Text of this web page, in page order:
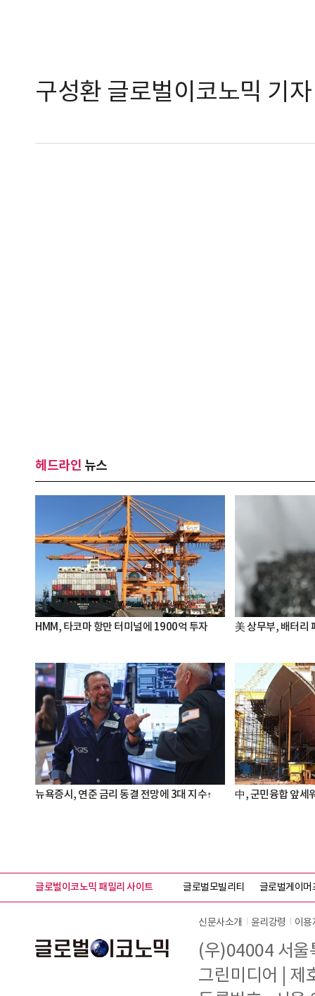
구성환 글로벌이코노믹
헤드라인 뉴스
HMM, 타코마 항만 터미널에 1900억 투자 美 상무부, 배터리
뉴욕증시, 연준 금리 동결 전망에 3대 지수↑ 中, 군민융합 앞세
글로벌이코노믹 패밀리 사이트 글로벌모빌리티 글로벌게이머
신문사소개 윤리강령 이용
(우)04004 서울
그린미디어 | 제